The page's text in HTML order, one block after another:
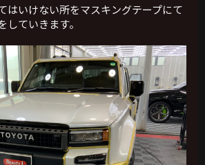
はいけない所をマスキングテープにて
ていきます。